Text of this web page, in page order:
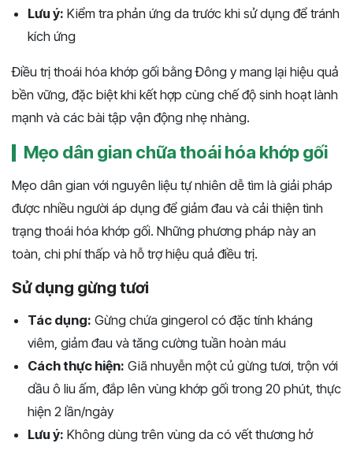
Lưu ý: Kiểm tra phản ứng da trước khi sử dụng để tránh
kích ứng
Điều trị thoái hóa khớp gối bằng Đông y mang lại hiệu quả
bền vững, đặc biệt khi kết hợp cùng chế độ sinh hoạt lành
mạnh và các bài tập vận động nhẹ nhàng.
Mẹo dân gian chữa thoái hóa khớp gối
Mẹo dân gian với nguyên liệu tự nhiên dễ tìm là giải pháp
được nhiều người áp dụng để giảm đau và cải thiện tình
trạng thoái hóa khớp gối. Những phương pháp này an
toàn, chi phí thấp và hỗ trợ hiệu quả điều trị.
Sử dụng gừng tươi
Tác dụng: Gừng chứa gingerol có đặc tính kháng
viêm, giảm đau và tăng cường tuần hoàn máu
Cách thực hiện: Giã nhuyễn một củ gừng tươi, trộn với
dầu ô liu ấm, đắp lên vùng khớp gối trong 20 phút, thực
hiện 2 lần/ngày
Lưu ý: Không dùng trên vùng da có vết thương hở